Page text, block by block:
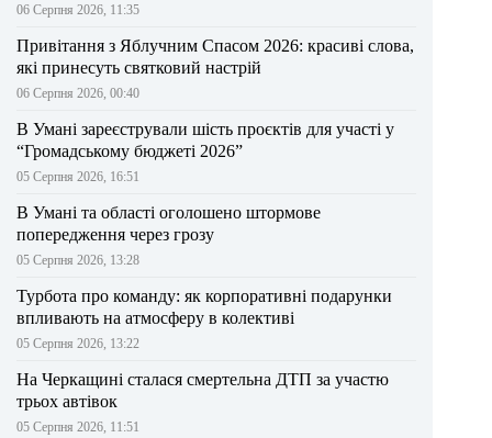
06 Серпня 2026, 11:35
Привітання з Яблучним Спасом 2026: красиві слова,
які принесуть святковий настрій
06 Серпня 2026, 00:40
В Умані зареєстрували шість проєктів для участі у
“Громадському бюджеті 2026”
05 Серпня 2026, 16:51
В Умані та області оголошено штормове
попередження через грозу
05 Серпня 2026, 13:28
Турбота про команду: як корпоративні подарунки
впливають на атмосферу в колективі
05 Серпня 2026, 13:22
На Черкащині сталася смертельна ДТП за участю
трьох автівок
05 Серпня 2026, 11:51